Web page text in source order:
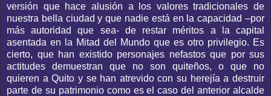
versión que hace alusión a los valores tradicionales de
nuestra bella ciudad y que nadie está en la capacidad –por
más autoridad que sea- de restar méritos a la capital
asentada en la Mitad del Mundo que es otro privilegio. Es
cierto, que han existido personajes nefastos que por sus
actitudes demuestran que no son quiteños, o que no
quieren a Quito y se han atrevido con su herejía a destruir
parte de su patrimonio como es el caso del anterior alcalde